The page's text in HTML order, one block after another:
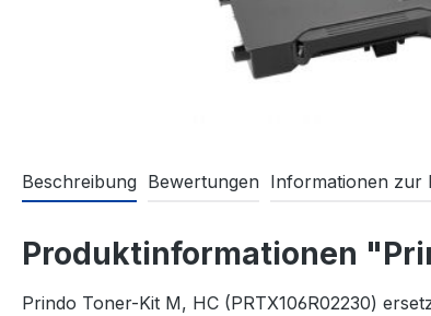
Beschreibung Bewertungen Informationen zur
Produktinformationen
Prindo Toner-Kit M, HC (PRTX106R02230)